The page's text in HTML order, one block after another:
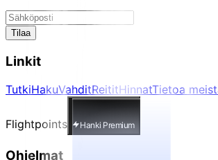
Tilaa
Linkit
TutkiHakuVahditReititHinnatTietoa
Flightpoints Hanki Premium
Ohjelmat